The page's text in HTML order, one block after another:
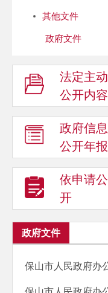
其他文件
政府文件
法定主动
公开内容
政府信息
公开年报
依申请公
开
政府文件